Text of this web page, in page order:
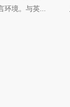
境。与英...